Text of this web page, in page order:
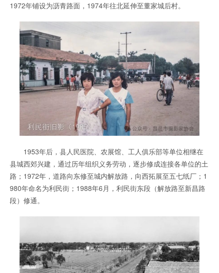
1972年铺设为沥青路面，1974年往北延伸至董家城后村。
1953年后，县人民医院、农展馆、工人俱乐部等单位相继在
县城西郊兴建，通过历年组织义务劳动，逐步修成连接各单位的土
路；1972年，道路向东修至城内解放路，向西拓展至五七纸厂；1
980年命名为利民街；1988年6月，利民街东段（解放路至新昌路
段）修通。